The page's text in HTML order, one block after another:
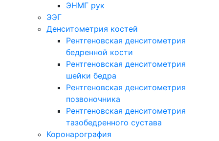
ЭНМГ рук
ЭЭГ
Денситометрия костей
Рентгеновская денситометрия
бедренной кости
Рентгеновская денситометрия
шейки бедра
Рентгеновская денситометрия
позвоночника
Рентгеновская денситометрия
тазобедренного сустава
Коронарография